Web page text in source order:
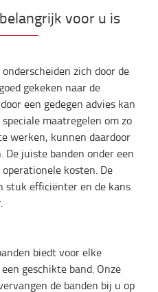
voor u is
zich door de
gekeken naar de
een gedegen advies kan
maatregelen om zo
werken, kunnen daardoor
juiste banden onder een
kosten. De
efficiënter en de kans
biedt voor elke
geschikte band. Onze
de banden bij u op